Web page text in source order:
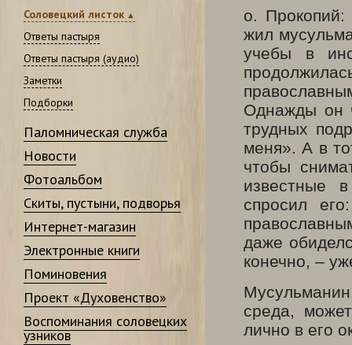
Соловецкий листок
Ответы пастыря
Ответы пастыря (аудио)
Заметки
Подборки
Паломническая служба
Новости
Фотоальбом
Скиты, пустыни, подворья
Интернет-магазин
Электронные книги
Поминовения
Проект «Духовенство»
Воспоминания соловецких
узников
о. Прокопий:
жил
учебы в
Однажды он
трудных
меня». А в
чтобы
известные
спросил
даже
конечно, –
среда,
лично в его